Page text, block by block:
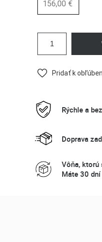
156,00 €
Pridať k
Rýchle a
Doprava
Vôňa, ktorú
Máte 30